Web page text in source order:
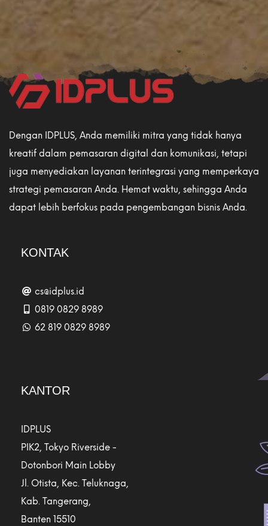
Dengan IDPLUS, Anda memiliki mitra yang tidak hanya
kreatif dalam pemasaran digital dan komunikasi, tetapi
juga menyediakan layanan terintegrasi yang memperkaya
strategi pemasaran Anda. Hemat waktu, sehingga Anda
dapat lebih berfokus pada pengembangan bisnis Anda.
KONTAK
cs@idplus.id
0819 0829 8989
62 819 0829 8989
KANTOR
IDPLUS
PIK2, Tokyo Riverside -
Dotonbori Main Lobby
Jl. Otista, Kec. Teluknaga,
Kab. Tangerang,
Banten 15510